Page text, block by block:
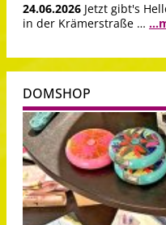
24.06.2026 Jetzt gibt's
in der Krämerstraße …
DOMSHOP